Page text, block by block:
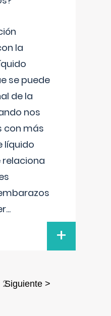
la
se puede
de la
nos
con más
líquido
relaciona
...
+
2Siguiente >